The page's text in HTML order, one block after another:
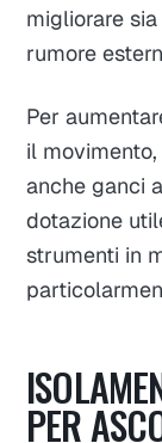
migliorare
rumore
Per
il
anche ganci
dotazione
strumenti in
PER